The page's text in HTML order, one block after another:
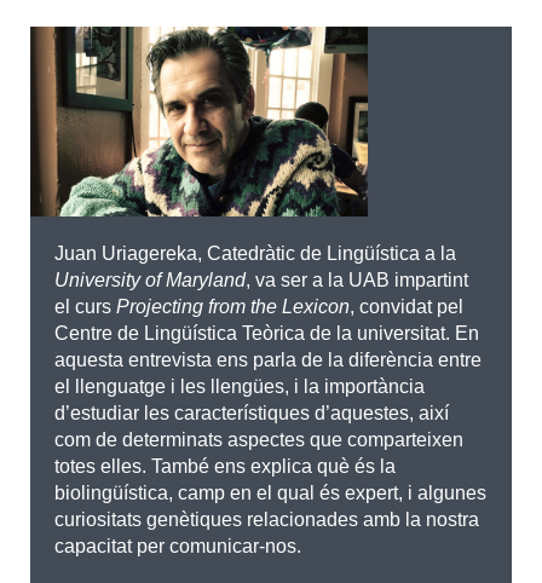
English Español
CERCAR
Juan Uriagereka, Catedràtic de Lingüística a la
University of Maryland, va ser a la UAB impartint
el curs Projecting from the Lexicon, convidat pel
Centre de Lingüística Teòrica de la universitat. En
aquesta entrevista ens parla de la diferència entre
el llenguatge i les llengües, i la importància
d’estudiar les característiques d’aquestes, així
com de determinats aspectes que comparteixen
totes elles. També ens explica què és la
biolingüística, camp en el qual és expert, i algunes
curiositats genètiques relacionades amb la nostra
capacitat per comunicar-nos.